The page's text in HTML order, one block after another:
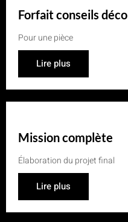
Forfait conseils déco
Pour une pièce
Lire plus
Mission complète
Élaboration du projet final
Lire plus